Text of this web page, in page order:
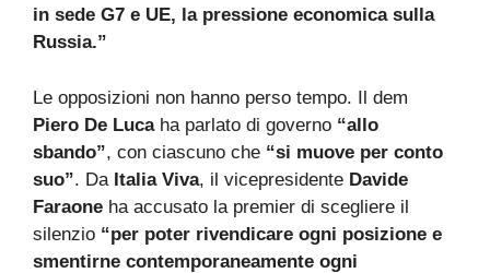
in sede G7 e UE, la pressione economica sulla
Russia.”
Le opposizioni non hanno perso tempo. Il dem
Piero De Lucaha parlato di governo “allo
sbando”, con ciascuno che “si muove per conto
suo”. Da Italia Viva, il vicepresidente Davide
Faraone ha accusato la premier di scegliere il
silenzio “per poter rivendicare ogni posizione e
smentirne contemporaneamente ogni